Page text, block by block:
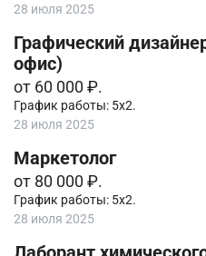
28 июля 2025
Графический
офис)
от 60 000 ₽.
График работы: 5х2.
28 июля 2025
Маркетолог
от 80 000 ₽.
График работы: 5х2.
28 июля 2025